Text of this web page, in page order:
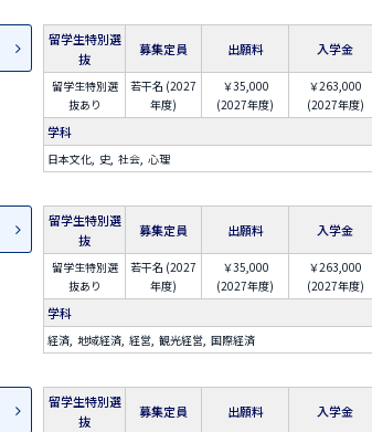
留学生特別選
抜
募集定員 出願料 入学金
留学生特別選
抜あり
若干名 (2027
年度)
￥35,000
(2027年度)
￥263,000
(2027年度)
学科
日本文化 史 社会 心理
留学生特別選
抜
募集定員 出願料 入学金
留学生特別選
抜あり
若干名 (2027
年度)
￥35,000
(2027年度)
￥263,000
(2027年度)
学科
経済 地域経済 経営 観光経営 国際経済
留学生特別選
抜
募集定員 出願料 入学金